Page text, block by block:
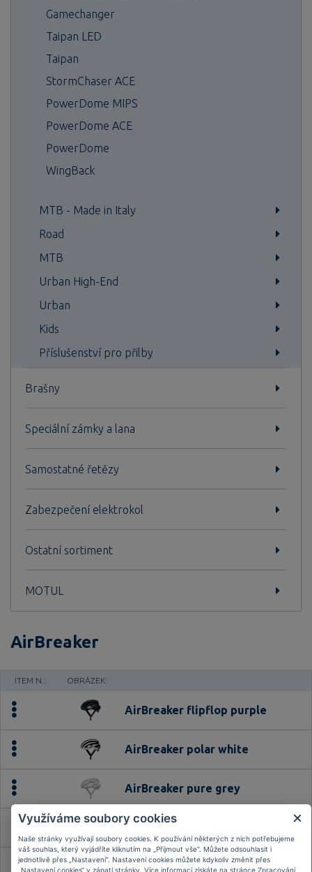
Gamechanger
Taipan LED
Taipan
StormChaser ACE
PowerDome MIPS
PowerDome ACE
PowerDome
WingBack
MTB - Made in Italy
Road
MTB
Urban High-End
Urban
Kids
Příslušenství pro přilby
Brašny
Speciální zámky a lana
Samostatné řetězy
Zabezpečení elektrokol
Ostatní sortiment
MOTUL
AirBreaker
ITEM N.: OBRÁZEK:
AirBreaker flipflop purple
AirBreaker polar white
AirBreaker pure grey
AirBreaker pure mint
AirBreaker pure white
Využíváme soubory cookies
Naše stránky využívají soubory cookies. K používání některých z nich potřebujeme
váš souhlas, který vyjádříte kliknutím na „Přijmout vše“. Můžete odsouhlasit i
jednotlivě přes „Nastavení“. Nastavení cookies můžete kdykoliv změnit přes
„Nastavení cookies“ v zápatí stránky. Více informací získáte na stránce Zpracování